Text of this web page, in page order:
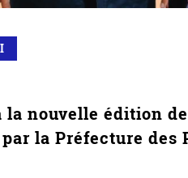
nouvelle édition
la Préfecture des